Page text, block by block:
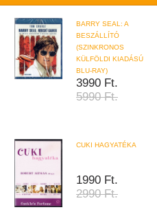
BARRY SEAL: A
BESZÁLLÍTÓ
(SZINKRONOS
KÜLFÖLDI KIADÁSÚ
BLU-RAY)
3990 Ft.
5990 Ft.
CUKI HAGYATÉKA
1990 Ft.
2990 Ft.